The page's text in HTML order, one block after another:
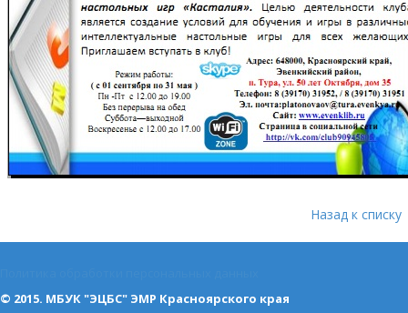
Назад к списку
© 2015. МБУК "ЭЦБС" ЭМР Красноярского края